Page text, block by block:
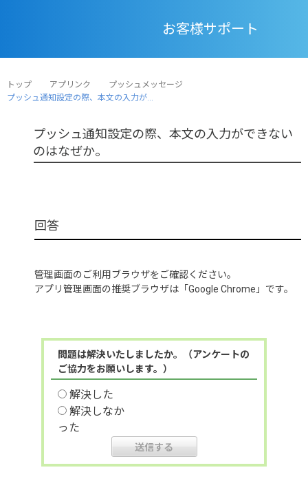
お客様サポート
トップ アプリンク
プッシュメッセージ
プッシュ通知設定の際、本文の入力が...
プッシュ通知設定の際、本文の入力ができない
のはなぜか。
管理画面のご利用ブラウザをご確認ください。
アプリ管理画面の推奨ブラウザは「Google Chrome」です。
問題は解決いたしましたか。（アンケートの
ご協力をお願いします。）
解決した
解決しなか
った